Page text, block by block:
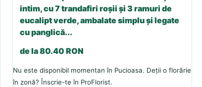
intim, cu 7 trandafiri roșii și 3 ramuri de
eucalipt verde, ambalate simplu și legate
cu panglică...
de la 80.40 RON
Nu este disponibil momentan în Pucioasa. Deții o florărie
în zonă? Înscrie-te în ProFlorist.